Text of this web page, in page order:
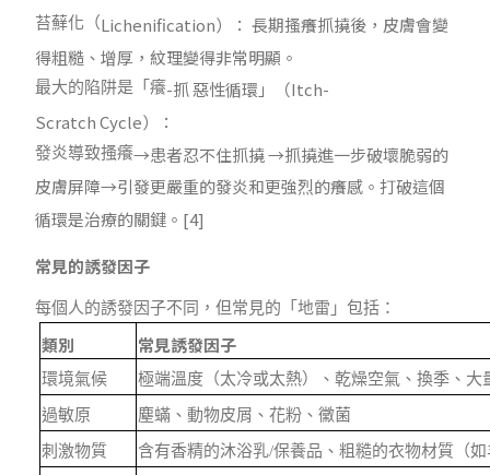
苔蘚化（Lichenification）： 長期搔癢抓撓後，皮膚會變
得粗糙、增厚，紋理變得非常明顯。
最大的陷阱是「癢-抓 惡性循環」（Itch-
Scratch Cycle）：
發炎導致搔癢→患者忍不住抓撓→抓撓進一步破壞脆弱的
皮膚屏障→引發更嚴重的發炎和更強烈的癢感。打破這個
循環是治療的關鍵。 [4]
常見的誘發因子
每個人的誘發因子不同，但常見的「地雷」包括：
類別 常見誘發因子
環境氣候 極端溫度（太冷或太熱）、乾燥空氣、換季、大
過敏原 塵蟎、動物皮屑、花粉、黴菌
刺激物質 含有香精的沐浴乳/保養品、粗糙的衣物材質（